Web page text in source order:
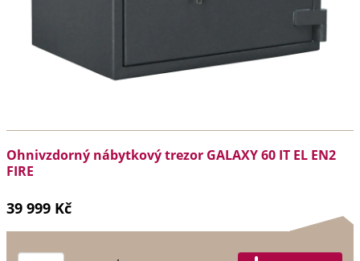
Ohnivzdorný nábytkový trezor GALAXY 60 IT EL EN2
FIRE
39 999 Kč